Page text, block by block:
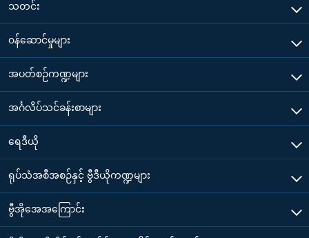
သတင်း
၀န်ဆောင်မှုများ
အပတ်စဉ်ကဏ္ဍများ
အင်္ဂလိပ်သင်ခန်းစာများ
ရေဒီယို
ရုပ်သံအစီအစဉ်နှင့် ဗွီဒီယိုကဏ္ဍများ
ဗွီအိုအေအကြောင်း